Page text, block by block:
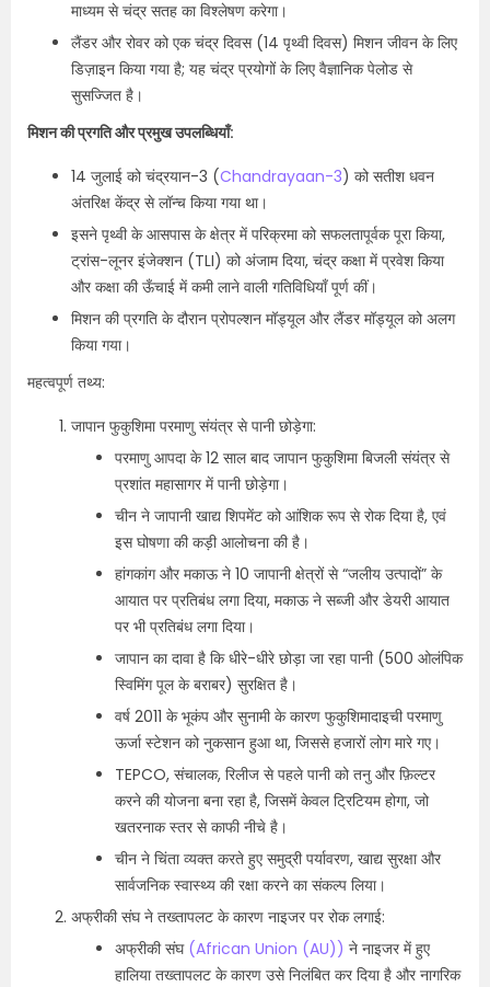
माध्यम से चंद्र सतह का विश्लेषण करेगा।
लैंडर और रोवर को एक चंद्र दिवस (14 पृथ्वी दिवस) मिशन जीवन के लिए
डिज़ाइन किया गया है; यह चंद्र प्रयोगों के लिए वैज्ञानिक पेलोड से
सुसज्जित है।
मिशन की प्रगति और प्रमुख उपलब्धियाँ:
14 जुलाई को चंद्रयान-3 (Chandrayaan-3) को सतीश धवन
अंतरिक्ष केंद्र से लॉन्च किया गया था।
इसने पृथ्वी के आसपास के क्षेत्र में परिक्रमा को सफलतापूर्वक पूरा किया,
ट्रांस-लूनर इंजेक्शन (TLI) को अंजाम दिया, चंद्र कक्षा में प्रवेश किया
और कक्षा की ऊँचाई में कमी लाने वाली गतिविधियाँ पूर्ण कीं।
मिशन की प्रगति के दौरान प्रोपल्शन मॉड्यूल और लैंडर मॉड्यूल को अलग
किया गया।
महत्वपूर्ण तथ्य:
जापान फुकुशिमा परमाणु संयंत्र से पानी छोड़ेगा:
परमाणु आपदा के 12 साल बाद जापान फुकुशिमा बिजली संयंत्र से
प्रशांत महासागर में पानी छोड़ेगा।
चीन ने जापानी खाद्य शिपमेंट को आंशिक रूप से रोक दिया है, एवं
इस घोषणा की कड़ी आलोचना की है।
हांगकांग और मकाऊ ने 10 जापानी क्षेत्रों से “जलीय उत्पादों” के
आयात पर प्रतिबंध लगा दिया, मकाऊ ने सब्जी और डेयरी आयात
पर भी प्रतिबंध लगा दिया।
जापान का दावा है कि धीरे-धीरे छोड़ा जा रहा पानी (500 ओलंपिक
स्विमिंग पूल के बराबर) सुरक्षित है।
वर्ष 2011 के भूकंप और सुनामी के कारण फुकुशिमादाइची परमाणु
ऊर्जा स्टेशन को नुकसान हुआ था, जिससे हजारों लोग मारे गए।
TEPCO, संचालक, रिलीज से पहले पानी को तनु और फ़िल्टर
करने की योजना बना रहा है, जिसमें केवल ट्रिटियम होगा, जो
खतरनाक स्तर से काफी नीचे है।
चीन ने चिंता व्यक्त करते हुए समुद्री पर्यावरण, खाद्य सुरक्षा और
सार्वजनिक स्वास्थ्य की रक्षा करने का संकल्प लिया।
अफ्रीकी संघ ने तख्तापलट के कारण नाइजर पर रोक लगाई:
अफ्रीकी संघ (African Union (AU)) ने नाइजर में हुए
हालिया तख्तापलट के कारण उसे निलंबित कर दिया है और नागरिक